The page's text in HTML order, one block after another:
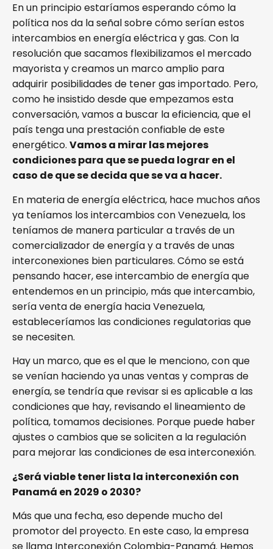
En un principio estaríamos esperando cómo la
política nos da la señal sobre cómo serían estos
intercambios en energía eléctrica y gas. Con la
resolución que sacamos flexibilizamos el mercado
mayorista y creamos un marco amplio para
adquirir posibilidades de tener gas importado. Pero,
como he insistido desde que empezamos esta
conversación, vamos a buscar la eficiencia, que el
país tenga una prestación confiable de este
energético. Vamos a mirar las mejores
condiciones para que se pueda lograr en el
caso de que se decida que se va a hacer.
En materia de energía eléctrica, hace muchos años
ya teníamos los intercambios con Venezuela, los
teníamos de manera particular a través de un
comercializador de energía y a través de unas
interconexiones bien particulares. Cómo se está
pensando hacer, ese intercambio de energía que
entendemos en un principio, más que intercambio,
sería venta de energía hacia Venezuela,
estableceríamos las condiciones regulatorias que
se necesiten.
Hay un marco, que es el que le menciono, con que
se venían haciendo ya unas ventas y compras de
energía, se tendría que revisar si es aplicable a las
condiciones que hay, revisando el lineamiento de
política, tomamos decisiones. Porque puede haber
ajustes o cambios que se soliciten a la regulación
para mejorar las condiciones de esa interconexión.
¿Será viable tener lista la interconexión con
Panamá en 2029 o 2030?
Más que una fecha, eso depende mucho del
promotor del proyecto. En este caso, la empresa